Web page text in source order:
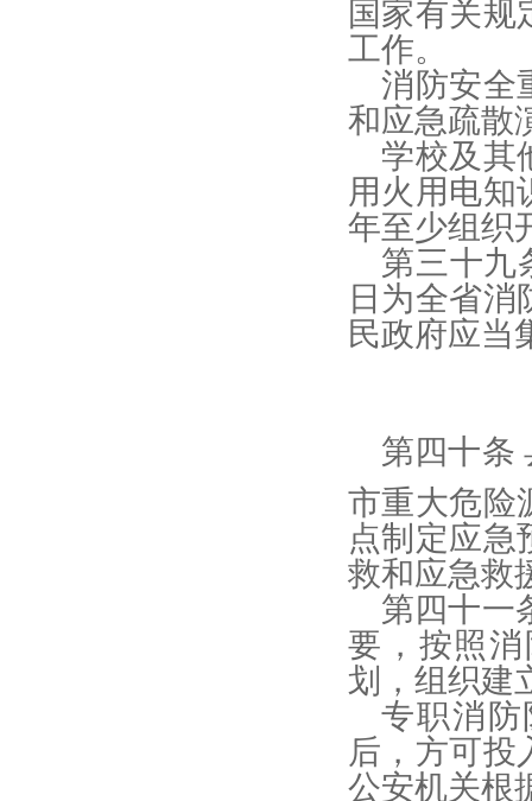
国家有关规
工作。
消防安全
和应急疏散
学校及其
用火用电知
年至少组织
第三十九
日为全省
民政府应当
第四十条
市重大危险
点制定应急
救和应急救
第四十一
要，按照
划，组织建
专职消
后，方可投
公安机关根